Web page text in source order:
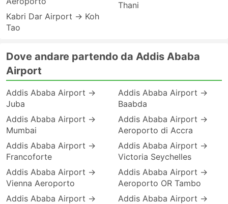
Kabri Dar Airport → Koh
Tao
Thani
Dove andare partendo da Addis Ababa
Airport
Addis Ababa Airport →
Juba
Addis Ababa Airport →
Mumbai
Addis Ababa Airport →
Francoforte
Addis Ababa Airport →
Vienna Aeroporto
Addis Ababa Airport →
Addis Ababa Airport →
Baabda
Addis Ababa Airport →
Aeroporto di Accra
Addis Ababa Airport →
Victoria Seychelles
Addis Ababa Airport →
Aeroporto OR Tambo
Addis Ababa Airport →